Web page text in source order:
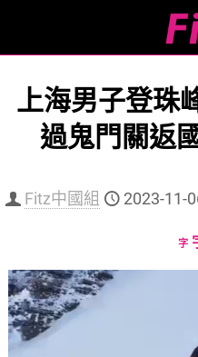
上海男子登珠
過鬼門關返
Fitz中國組 2023-11-
字